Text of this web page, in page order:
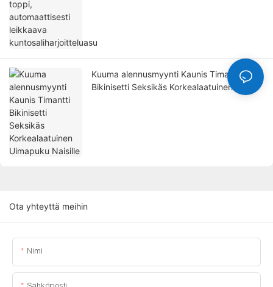
Kuuma alennusmyynti Kaunis Timantti
Bikinisetti Seksikäs Korkealaatuinen
Ota yhteyttä meihin
Nimi